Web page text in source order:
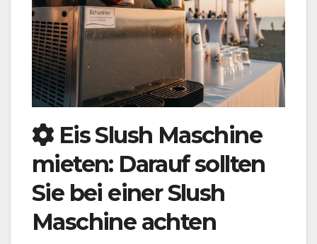
Eis Slush Maschine
mieten: Darauf sollten
Sie bei einer Slush
Maschine achten